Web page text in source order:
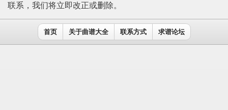
联系，我们将立即改正或删除。
首页 关于曲谱大全 联系方式 求谱论坛